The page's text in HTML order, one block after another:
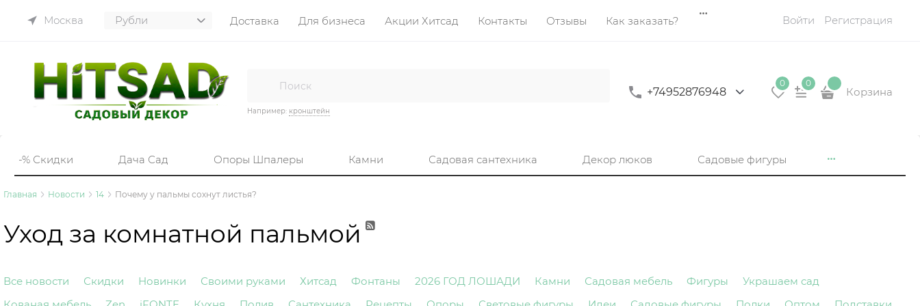
Москва Доставка Для бизнеса Акции Хитсад Контакты Отзывы Как заказать? Войти Регистрация
Например: кронштейн
+74952876948
0 0
Корзина
-% Скидки Дача Сад Опоры Шпалеры Камни Садовая сантехника Декор люков Садовые фигуры
Главная Новости 14 Почему у пальмы сохнут листья?
Уход за комнатной пальмой
Все новости Скидки Новинки Своими руками Хитсад Фонтаны 2026 ГОД ЛОШАДИ Камни Садовая мебель Фигуры
Украшаем сад